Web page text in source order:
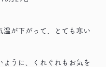
温が下がって、とても寒い
ように、くれぐれもお気を